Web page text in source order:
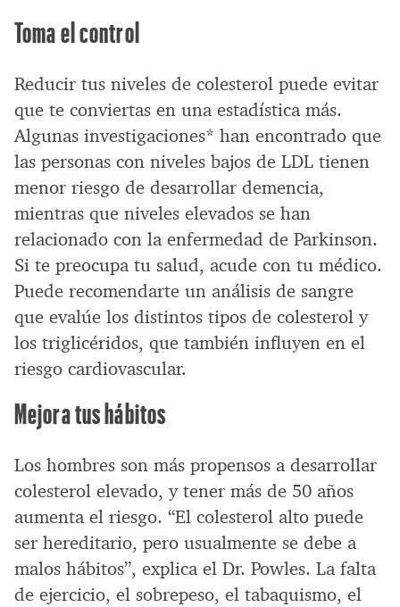
Toma el control
Reducir tus niveles de colesterol puede evitar
que te conviertas en una estadística más.
Algunas investigaciones* han encontrado que
las personas con niveles bajos de LDL tienen
menor riesgo de desarrollar demencia,
mientras que niveles elevados se han
relacionado con la enfermedad de Parkinson.
Si te preocupa tu salud, acude con tu médico.
Puede recomendarte un análisis de sangre
que evalúe los distintos tipos de colesterol y
los triglicéridos, que también influyen en el
riesgo cardiovascular.
Mejora tus hábitos
Los hombres son más propensos a desarrollar
colesterol elevado, y tener más de 50 años
aumenta el riesgo. “El colesterol alto puede
ser hereditario, pero usualmente se debe a
malos hábitos”, explica el Dr. Powles. La falta
de ejercicio, el sobrepeso, el tabaquismo, el